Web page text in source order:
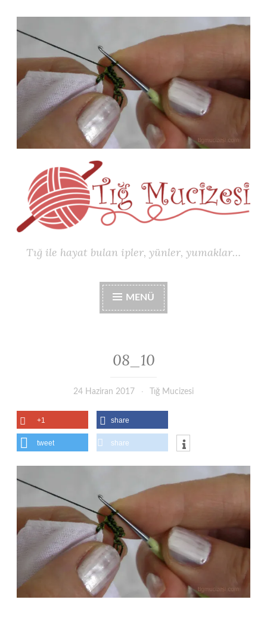
geç
Tığ ile hayat bulan ipler, yünler, yumaklar…
MENÜ
08_10
24 Haziran 2017 Tığ Mucizesi
+1 share
tweet share